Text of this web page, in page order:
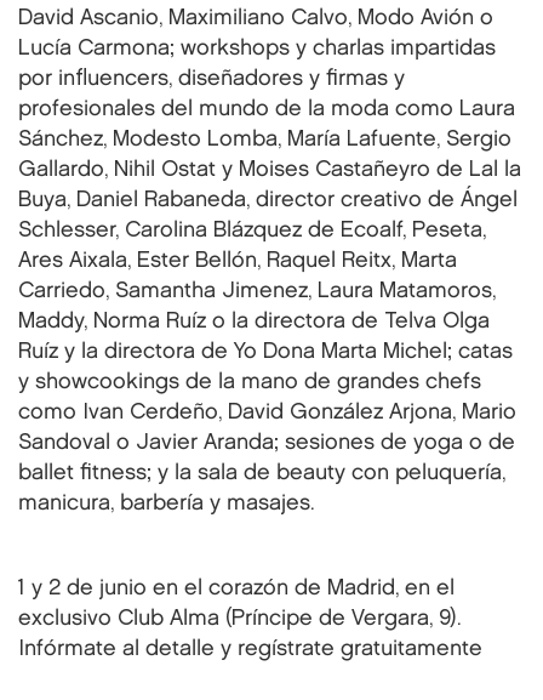
David Ascanio, Maximiliano Calvo, Modo Avión o
Lucía Carmona; workshops y charlas impartidas
por influencers, diseñadores y firmas y
profesionales del mundo de la moda como Laura
Sánchez, Modesto Lomba, María Lafuente, Sergio
Gallardo, Nihil Ostat y Moises Castañeyro de Lal la
Buya, Daniel Rabaneda, director creativo de Ángel
Schlesser, Carolina Blázquez de Ecoalf, Peseta,
Ares Aixala, Ester Bellón, Raquel Reitx, Marta
Carriedo, Samantha Jimenez, Laura Matamoros,
Maddy, Norma Ruíz o la directora de Telva Olga
Ruíz y la directora de Yo Dona Marta Michel; catas
y showcookings de la mano de grandes chefs
como Ivan Cerdeño, David González Arjona, Mario
Sandoval o Javier Aranda; sesiones de yoga o de
ballet fitness; y la sala de beauty con peluquería,
manicura, barbería y masajes.
1 y 2 de junio en el corazón de Madrid, en el
exclusivo Club Alma (Príncipe de Vergara, 9).
Infórmate al detalle y regístrate gratuitamente